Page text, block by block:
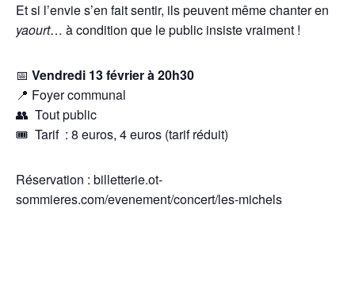
Et si l’envie s’en fait sentir, ils peuvent même chanter en
yaourt… à condition que le public insiste vraiment !
📅 Vendredi 13 février à 20h30
📍 Foyer communal
👥 Tout public
🎟 Tarif : 8 euros, 4 euros (tarif réduit)
Réservation : billetterie.ot-
sommieres.com/evenement/concert/les-michels